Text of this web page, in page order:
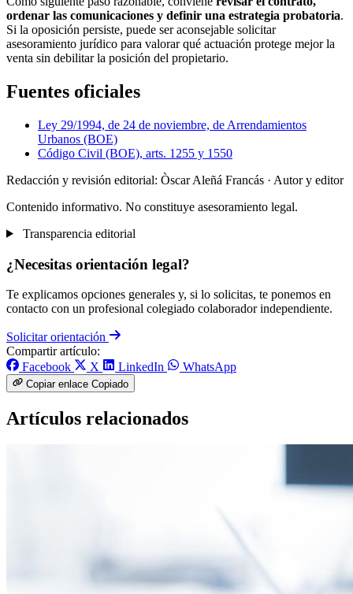
ordenar las comunicaciones y definir una estrategia probatoria.
Si la oposición persiste, puede ser aconsejable solicitar
asesoramiento jurídico para valorar qué actuación protege mejor la
venta sin debilitar la posición del propietario.
Fuentes oficiales
Ley 29/1994, de 24 de noviembre, de Arrendamientos
Urbanos (BOE)
Código Civil (BOE), arts. 1255 y 1550
Redacción y revisión editorial: Òscar Aleñá Francás · Autor y editor
Contenido informativo. No constituye asesoramiento legal.
Transparencia editorial
¿Necesitas orientación legal?
Te explicamos opciones generales y, si lo solicitas, te ponemos en
contacto con un profesional colegiado colaborador independiente.
Solicitar orientación
Compartir artículo:
Facebook
X LinkedIn WhatsApp
Copiar enlace Copiado
Artículos relacionados